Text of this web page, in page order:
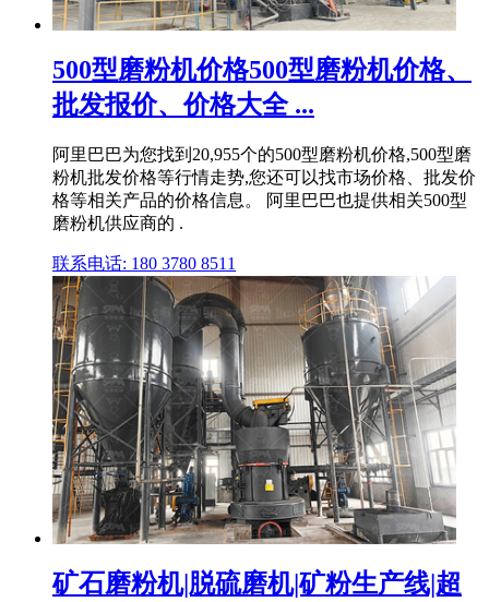
500型磨粉机价格500型磨粉机价格、
批发报价、价格大全 ...
阿里巴巴为您找到20,955个的500型磨粉机价格,500型磨
粉机批发价格等行情走势,您还可以找市场价格、批发价
格等相关产品的价格信息。 阿里巴巴也提供相关500型
磨粉机供应商的 .
联系电话: 180 3780 8511
矿石磨粉机|脱硫磨机|矿粉生产线|超